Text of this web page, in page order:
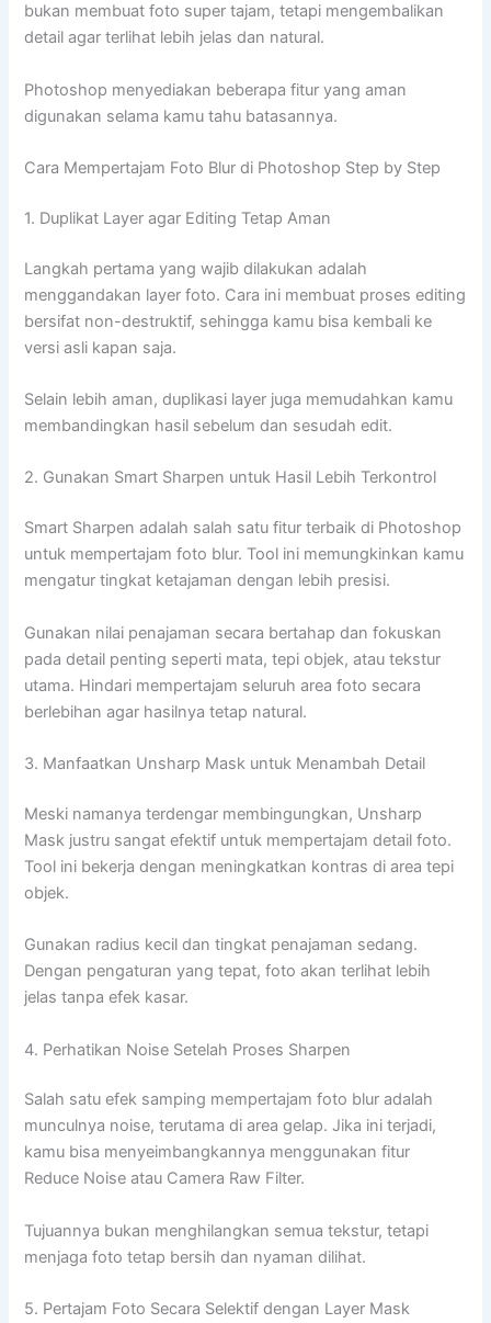
bukan membuat foto super tajam, tetapi mengembalikan
detail agar terlihat lebih jelas dan natural.
Photoshop menyediakan beberapa fitur yang aman
digunakan selama kamu tahu batasannya.
Cara Mempertajam Foto Blur di Photoshop Step by Step
1. Duplikat Layer agar Editing Tetap Aman
Langkah pertama yang wajib dilakukan adalah
menggandakan layer foto. Cara ini membuat proses editing
bersifat non-destruktif, sehingga kamu bisa kembali ke
versi asli kapan saja.
Selain lebih aman, duplikasi layer juga memudahkan kamu
membandingkan hasil sebelum dan sesudah edit.
2. Gunakan Smart Sharpen untuk Hasil Lebih Terkontrol
Smart Sharpen adalah salah satu fitur terbaik di Photoshop
untuk mempertajam foto blur. Tool ini memungkinkan kamu
mengatur tingkat ketajaman dengan lebih presisi.
Gunakan nilai penajaman secara bertahap dan fokuskan
pada detail penting seperti mata, tepi objek, atau tekstur
utama. Hindari mempertajam seluruh area foto secara
berlebihan agar hasilnya tetap natural.
3. Manfaatkan Unsharp Mask untuk Menambah Detail
Meski namanya terdengar membingungkan, Unsharp
Mask justru sangat efektif untuk mempertajam detail foto.
Tool ini bekerja dengan meningkatkan kontras di area tepi
objek.
Gunakan radius kecil dan tingkat penajaman sedang.
Dengan pengaturan yang tepat, foto akan terlihat lebih
jelas tanpa efek kasar.
4. Perhatikan Noise Setelah Proses Sharpen
Salah satu efek samping mempertajam foto blur adalah
munculnya noise, terutama di area gelap. Jika ini terjadi,
kamu bisa menyeimbangkannya menggunakan fitur
Reduce Noise atau Camera Raw Filter.
Tujuannya bukan menghilangkan semua tekstur, tetapi
menjaga foto tetap bersih dan nyaman dilihat.
5. Pertajam Foto Secara Selektif dengan Layer Mask